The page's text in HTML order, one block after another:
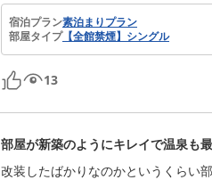
宿泊プラン素泊まりプラン
部屋タイプ【全館禁煙】シングル
13
部屋が新築のようにキレイで温泉も
改装したばかりなのかというくらい